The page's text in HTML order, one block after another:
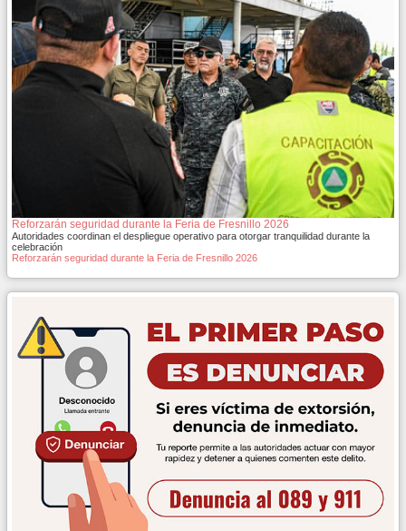
Reforzarán seguridad durante la Feria de Fresnillo 2026
Autoridades coordinan el despliegue operativo para otorgar tranquilidad durante la
celebración
Reforzarán seguridad durante la Feria de Fresnillo 2026